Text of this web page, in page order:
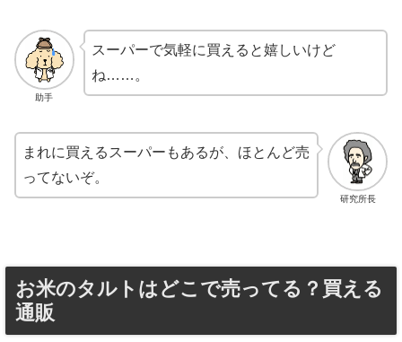
助手
スーパーで気軽に買えると嬉しいけど
ね……。
研究所長
まれに買えるスーパーもあるが、ほとんど売
ってないぞ。
お米のタルトはどこで売ってる？買える
通販